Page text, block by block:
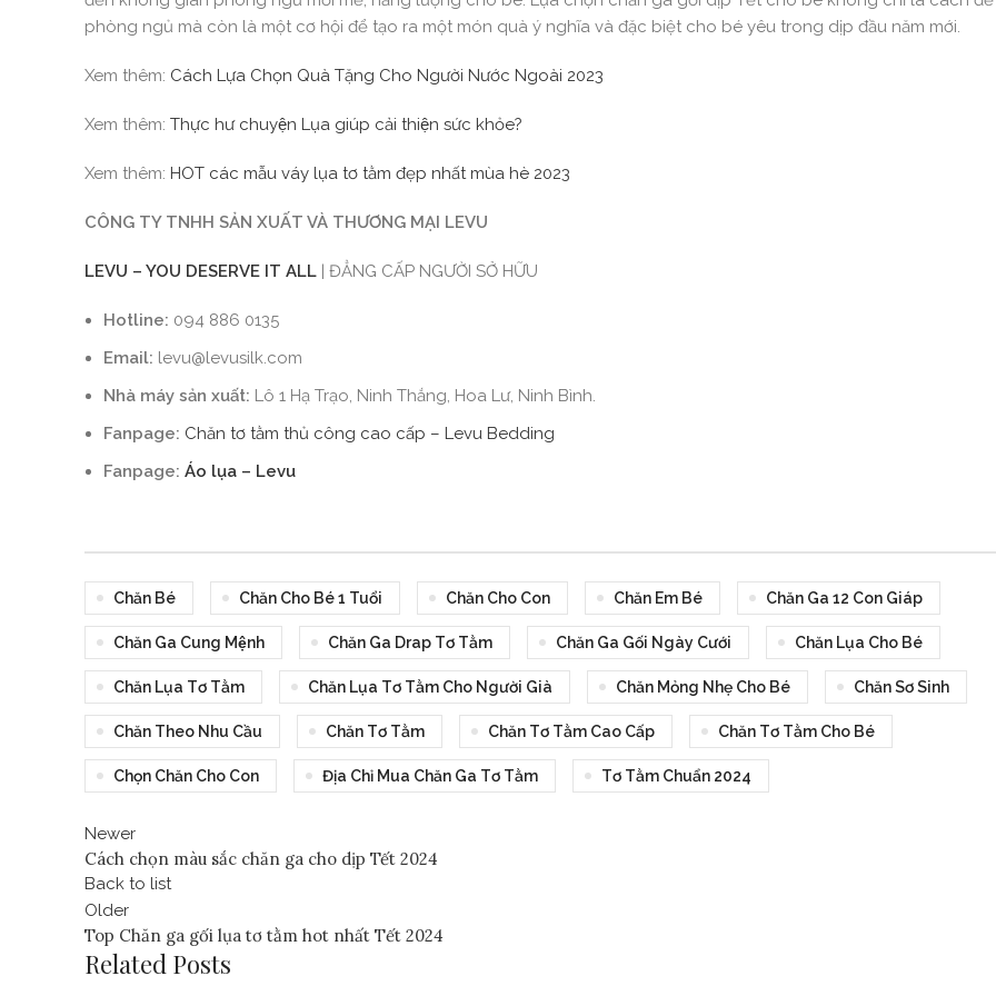
phòng ngủ mà còn là một cơ hội để tạo ra một món quà ý nghĩa và đặc biệt cho bé yêu trong dịp đầu năm mới.
Xem thêm: Cách Lựa Chọn Quà Tặng Cho Người Nước Ngoài 2023
Xem thêm: Thực hư chuyện Lụa giúp cải thiện sức khỏe?
Xem thêm: HOT các mẫu váy lụa tơ tằm đẹp nhất mùa hè 2023
CÔNG TY TNHH SẢN XUẤT VÀ THƯƠNG MẠI LEVU
LEVU – YOU DESERVE IT ALL | ĐẲNG CẤP NGƯỜI SỞ HỮU
Hotline: 094 886 0135
Email: levu@levusilk.com
Nhà máy sản xuất: Lô 1 Hạ Trạo, Ninh Thắng, Hoa Lư, Ninh Bình.
Fanpage: Chăn tơ tằm thủ công cao cấp – Levu Bedding
Fanpage: Áo lụa – Levu
Chăn Bé Chăn Cho Bé 1 Tuổi Chăn Cho Con Chăn Em Bé Chăn Ga 12 Con Giáp
Chăn Ga Cung Mệnh Chăn Ga Drap Tơ Tằm Chăn Ga Gối Ngày Cưới Chăn Lụa Cho Bé
Chăn Lụa Tơ Tằm Chăn Lụa Tơ Tằm Cho Người Già Chăn Mỏng Nhẹ Cho Bé Chăn Sơ Sinh
Chăn Theo Nhu Cầu Chăn Tơ Tằm Chăn Tơ Tằm Cao Cấp Chăn Tơ Tằm Cho Bé
Chọn Chăn Cho Con Địa Chỉ Mua Chăn Ga Tơ Tằm Tơ Tằm Chuẩn 2024
Newer
Cách chọn màu sắc chăn ga cho dịp Tết 2024
Back to list
Older
Top Chăn ga gối lụa tơ tằm hot nhất Tết 2024
Related Posts